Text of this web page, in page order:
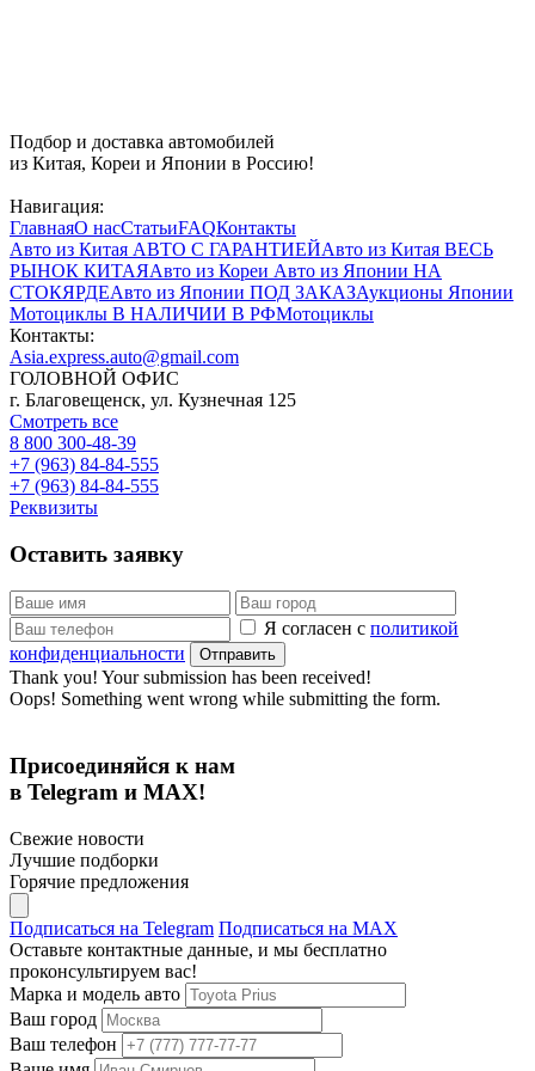
Подбор и доставка автомобилей
из Китая, Кореи и Японии в Россию!
Навигация:
ГлавнаяО насСтатьиFAQКонтакты
Авто из Китая АВТО С ГАРАНТИЕЙАвто из Китая ВЕСЬ
РЫНОК КИТАЯАвто из Кореи Авто из Японии НА
СТОКЯРДЕАвто из Японии ПОД ЗАКАЗАукционы Японии
Мотоциклы В НАЛИЧИИ В РФМотоциклы
Контакты:
Asia.express.auto@gmail.com
ГОЛОВНОЙ ОФИС
г. Благовещенск, ул. Кузнечная 125
Смотреть все
8 800 300-48-39
+7 (963) 84-84-555
+7 (963) 84-84-555
Реквизиты
Оставить заявку
Я согласен с политикой
конфиденциальности
Thank you! Your submission has been received!
Oops! Something went wrong while submitting the form.
Присоединяйся к нам
в Telegram и MAX!
Свежие новости
Лучшие подборки
Горячие предложения
Подписаться на Telegram Подписаться на MAX
Оставьте контактные данные, и мы бесплатно
проконсультируем вас!
Марка и модель авто
Ваш город
Ваш телефон